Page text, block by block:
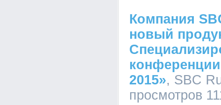
Компания
новый
2015», SBC
просмотров